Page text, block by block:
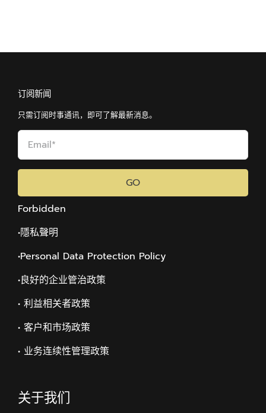
订阅新闻
只需订阅时事通讯，即可了解最新消息。
GO
Forbidden
•隱私聲明
•Personal Data Protection Policy
•良好的企业管治政策
• 利益相关者政策
• 客户和市场政策
• 业务连续性管理政策
关于我们